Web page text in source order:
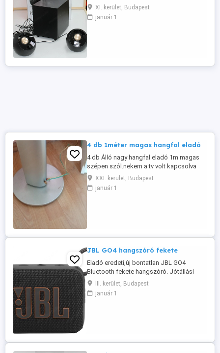
által megvásárolt és visszaküldött termék.
Kiváló ár, jóval a bolti ár alatt. 6 hónap
garancia. PARAMÉTEREK: Teljesítmény: 8
XI. kerület, Budapest
január 1
4 db 1méter magas hangfal eladó
4 db Álló nagy hangfal eladó 1m magas
szépen szól.nekem a tv volt kapcsolva
XXI. kerület, Budapest
január 1
JBL GO4 hangszóró fekete
Eladó eredeti,új bontatlan JBL GO4
Bluetooth fekete hangszóró. Jótállási
jegy a dobozon! Adatok: Méret:
9,4cmx7,6cmx4,2cm 190g Bluetooth 5,3
Porálló,vízálló: IP67 4,2W 90Hz - 20000Hz
III. kerület, Budapest
január 1